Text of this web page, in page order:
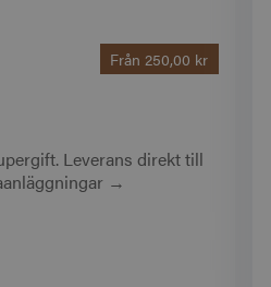
Från 250,00 kr
Leverans direkt till
→